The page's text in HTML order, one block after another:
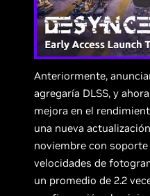
Anteriormente,
agregaría DLSS, y
mejora en el
una nueva
noviembre con soporte
velocidades de
un promedio de 2.2